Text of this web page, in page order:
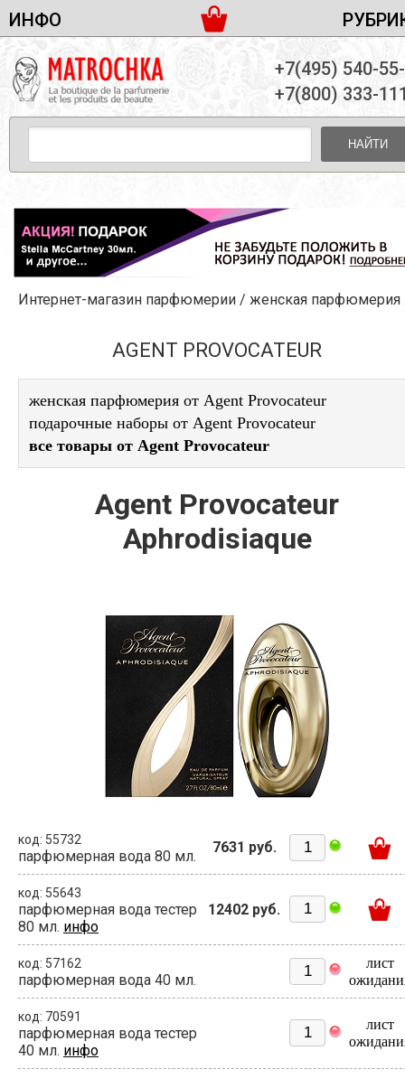
ИНФО
ДОСТАВКА И ОПЛАТА
ПАРТНЕРСТВО
КОНТАКТЫ
ЖЕНСКАЯ ПАРФЮМЕРИЯ
МУЖСКАЯ ПАРФЮМЕРИЯ
УНИСЕКС ПАРФЮМЕРИЯ
ЖЕНСКИЕ НАБОРЫ
МУЖСКИЕ НАБОРЫ
УНИСЕКС НАБОРЫ
УХОД ЗА ЛИЦОМ
УХОД ЗА ТЕЛОМ
ДЕКОРАТИВНАЯ КОСМЕТИКА
+7(495) 540-
+7(800) 333-
НАЙТИ
Интернет-магазин парфюмерии / женская парфюмерия
AGENT PROVOCATEUR
женская парфюмерия от Agent Provocateur
подарочные наборы от Agent Provocateur
все товары от Agent Provocateur
Agent Provocateur
Aphrodisiaque
код: 55732
парфюмерная вода 80 мл.
7631 руб.
код: 55643
парфюмерная вода тестер
80 мл. инфо
12402 руб.
код: 57162
парфюмерная вода 40 мл.
лист
код: 70591
парфюмерная вода тестер
40 мл. инфо
лист